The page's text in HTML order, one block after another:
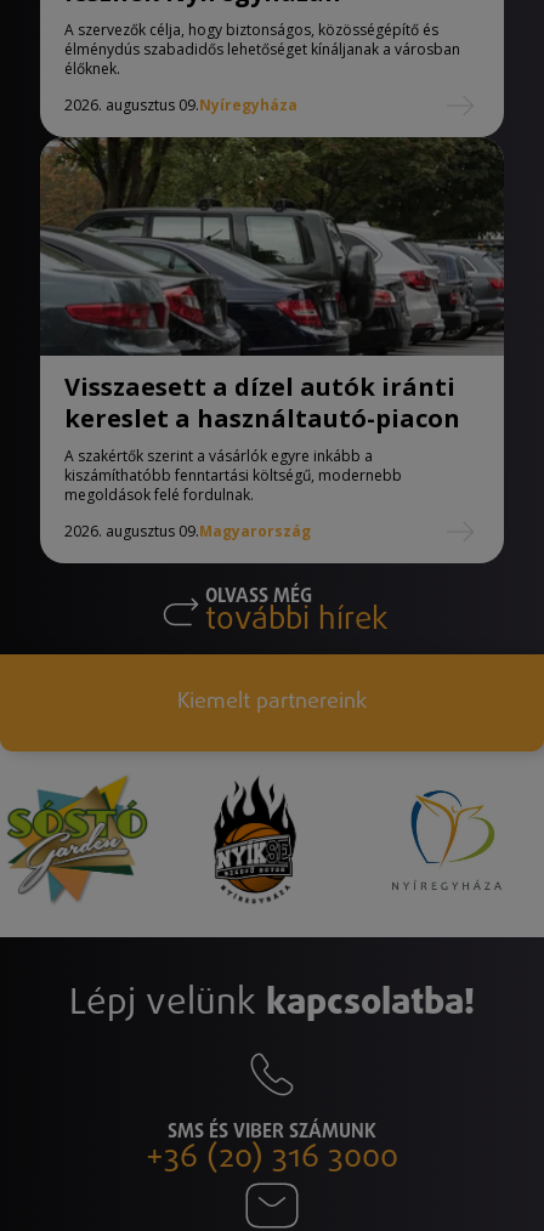
A szervezők célja, hogy biztonságos, közösségépítő és
élménydús szabadidős lehetőséget kínáljanak a városban
élőknek.
2026. augusztus 09.Nyíregyháza
Visszaesett a dízel autók iránti
kereslet a használtautó-piacon
A szakértők szerint a vásárlók egyre inkább a
kiszámíthatóbb fenntartási költségű, modernebb
megoldások felé fordulnak.
2026. augusztus 09.Magyarország
OLVASS MÉG
további hírek
Kiemelt partnereink
Lépj velünk kapcsolatba!
SMS ÉS VIBER SZÁMUNK
+36 (20) 316 3000